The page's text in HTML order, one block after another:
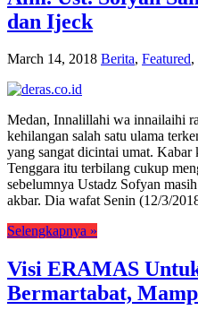
dan Ijeck
March 14, 2018 Berita, Featured,
Medan, Innalillahi wa innailaihi
kehilangan salah satu ulama
yang sangat dicintai umat. Kabar
Tenggara itu terbilang cukup
sebelumnya Ustadz Sofyan
akbar. Dia wafat Senin (12/3/
Selengkapnya »
Visi ERAMAS
Bermartabat,